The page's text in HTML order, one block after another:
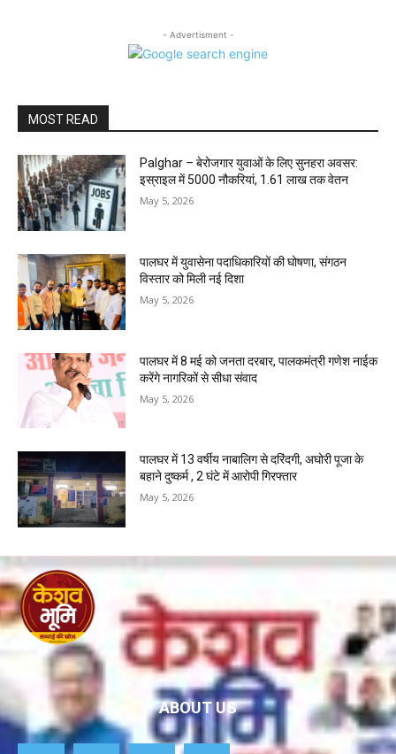
- Advertisment -
MOST READ
Palghar – बेरोजगार युवाओं के लिए सुनहरा अवसर:
इस्राइल में 5000 नौकरियां, ₹1.61 लाख तक वेतन
May 5, 2026
पालघर में युवासेना पदाधिकारियों की घोषणा, संगठन
विस्तार को मिली नई दिशा
May 5, 2026
पालघर में 8 मई को जनता दरबार, पालकमंत्री गणेश नाईक
करेंगे नागरिकों से सीधा संवाद
May 5, 2026
पालघर में 13 वर्षीय नाबालिग से दरिंदगी, अघोरी पूजा के
बहाने दुष्कर्म , 2 घंटे में आरोपी गिरफ्तार
May 5, 2026
ABOUT US